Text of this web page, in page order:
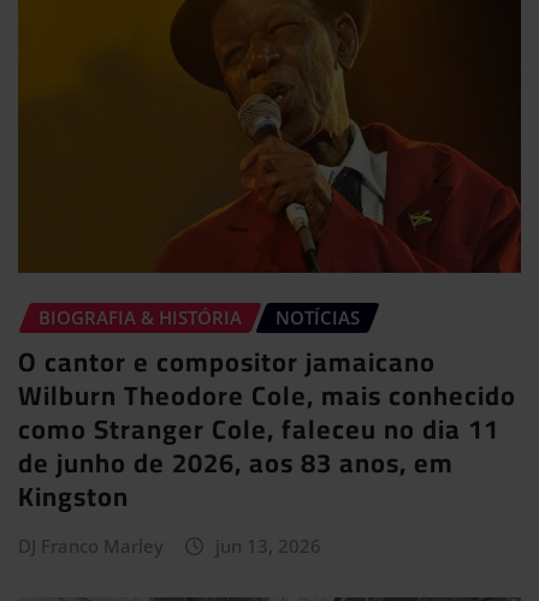
BIOGRAFIA & HISTÓRIA NOTÍCIAS
O cantor e compositor jamaicano
Wilburn Theodore Cole, mais conhecido
como Stranger Cole, faleceu no dia 11
de junho de 2026, aos 83 anos, em
Kingston
DJ Franco Marley jun 13, 2026